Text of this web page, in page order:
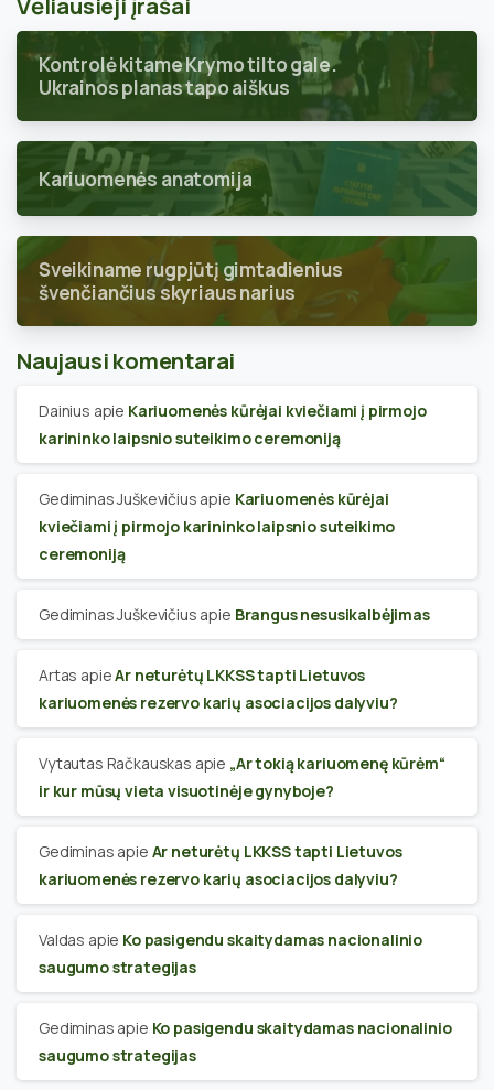
Kontrolė kitame Krymo tilto gale.
Ukrainos planas tapo aiškus
Kariuomenės anatomija
Sveikiname rugpjūtį gimtadienius
švenčiančius skyriaus narius
Naujausi komentarai
Dainius apie Kariuomenės kūrėjai kviečiami į pirmojo
karininko laipsnio suteikimo ceremoniją
Gediminas Juškevičius apie Kariuomenės kūrėjai
kviečiami į pirmojo karininko laipsnio suteikimo
ceremoniją
Gediminas Juškevičius apie Brangus nesusikalbėjimas
Artas apieAr neturėtų LKKSS tapti Lietuvos
kariuomenės rezervo karių asociacijos dalyviu?
Vytautas Račkauskas apie „Ar tokią kariuomenę kūrėm“
ir kur mūsų vieta visuotinėje gynyboje?
Gediminas apie Ar neturėtų LKKSS tapti Lietuvos
kariuomenės rezervo karių asociacijos dalyviu?
Valdas apie Ko pasigendu skaitydamas nacionalinio
saugumo strategijas
Gediminas apie Ko pasigendu skaitydamas nacionalinio
saugumo strategijas